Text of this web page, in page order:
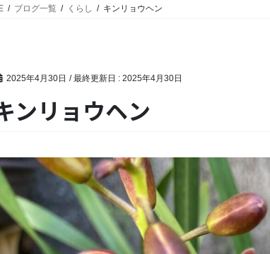
ブログ一覧 くらし キンリョウヘン
2025年4月30日 / 最終更新日 :2025年4月30日
ンリョウヘン